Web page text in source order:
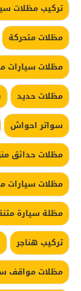
تركيب مظلات
مظلات متحركة
مظلات سيارات
مظلات حديد
سواتر احواش
مظلات حدائق
مظلات سيارات
مظلة سيارة
تركيب هناجر
مظلات مواقف